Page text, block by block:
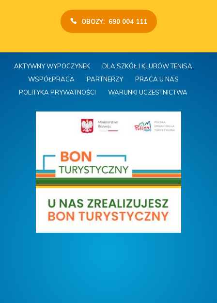
OBOZY: 690 004 111
AKTYWNY WYPOCZYNEK
DLA SZKÓŁ I KLUBÓW TENISA
WSPÓŁPRACA
PARTNERZY
PRACA U NAS
POLITYKA PRYWATNOŚCI
WARUNKI UCZESTNICTWA